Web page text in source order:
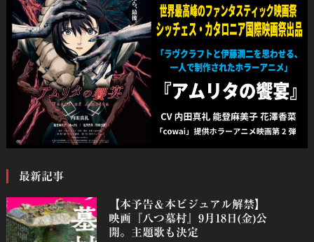
最新記事
【本予告＆本ビジュアル解禁】
映画『八つ墓村』9月18日(金)公
開。主題歌も決定